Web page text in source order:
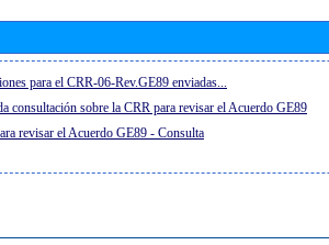
para el CRR-06-Rev.GE89 enviadas...
consultación sobre la CRR para revisar el Acuerdo GE89
revisar el Acuerdo GE89 - Consulta